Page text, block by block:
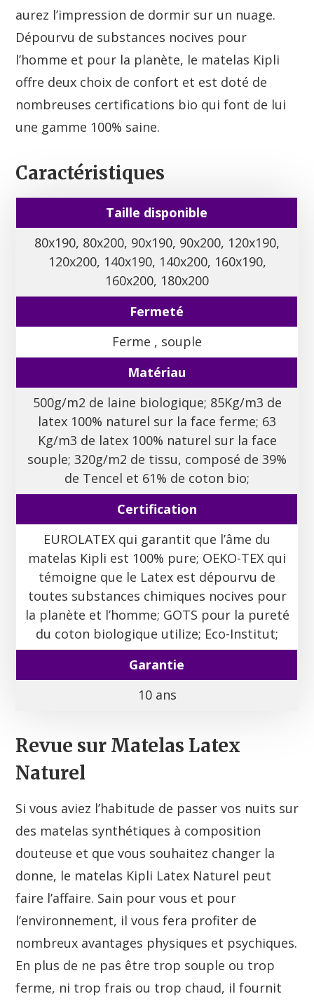
aurez l’impression de dormir sur un nuage.
Dépourvu de substances nocives pour
l’homme et pour la planète, le matelas Kipli
offre deux choix de confort et est doté de
nombreuses certifications bio qui font de lui
une gamme 100% saine.
Caractéristiques
Taille disponible
80x190, 80x200, 90x190, 90x200, 120x190,
120x200, 140x190, 140x200, 160x190,
160x200, 180x200
Fermeté
Ferme , souple
Matériau
500g/m2 de laine biologique; 85Kg/m3 de
latex 100% naturel sur la face ferme; 63
Kg/m3 de latex 100% naturel sur la face
souple; 320g/m2 de tissu, composé de 39%
de Tencel et 61% de coton bio;
Certification
EUROLATEX qui garantit que l’âme du
matelas Kipli est 100% pure; OEKO-TEX qui
témoigne que le Latex est dépourvu de
toutes substances chimiques nocives pour
la planète et l’homme; GOTS pour la pureté
du coton biologique utilize; Eco-Institut;
Garantie
10 ans
Revue sur Matelas Latex
Naturel
Si vous aviez l’habitude de passer vos nuits sur
des matelas synthétiques à composition
douteuse et que vous souhaitez changer la
donne, le matelas Kipli Latex Naturel peut
faire l’affaire. Sain pour vous et pour
l’environnement, il vous fera profiter de
nombreux avantages physiques et psychiques.
En plus de ne pas être trop souple ou trop
ferme, ni trop frais ou trop chaud, il fournit